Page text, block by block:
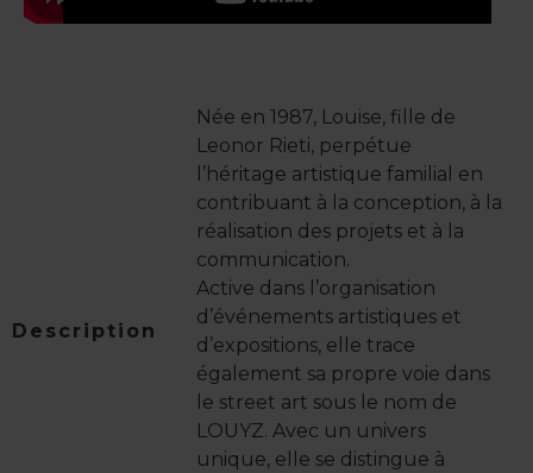
Description
Née en 1987, Louise, fille de
Leonor Rieti, perpétue
l’héritage artistique familial en
contribuant à la conception, à la
réalisation des projets et à la
communication.
Active dans l’organisation
d’événements artistiques et
d’expositions, elle trace
également sa propre voie dans
le street art sous le nom de
LOUYZ. Avec un univers
unique, elle se distingue à